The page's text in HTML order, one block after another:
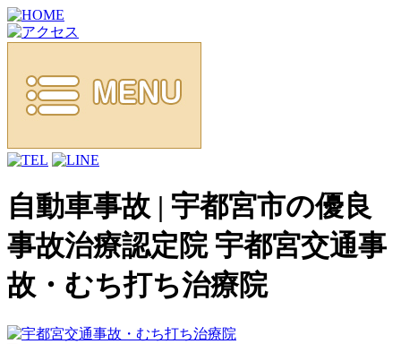
自動車事故 | 宇都宮市の優良
事故治療認定院 宇都宮交通事
故・むち打ち治療院